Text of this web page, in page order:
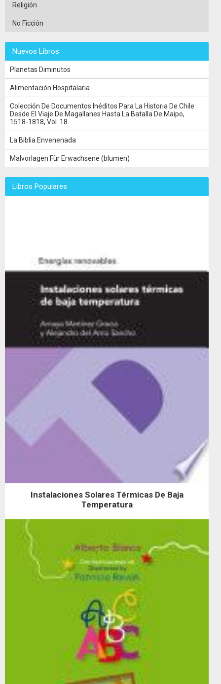
Religión
No Ficción
Nuevos Libros
Planetas Diminutos
Alimentación Hospitalaria
Colección De Documentos Inéditos Para La Historia De Chile
Desde El Viaje De Magallanes Hasta La Batalla De Maipo,
1518-1818, Vol. 18
La Biblia Envenenada
Malvorlagen Für Erwachsene (blumen)
Libros Populares
Instalaciones Solares Térmicas De Baja
Temperatura